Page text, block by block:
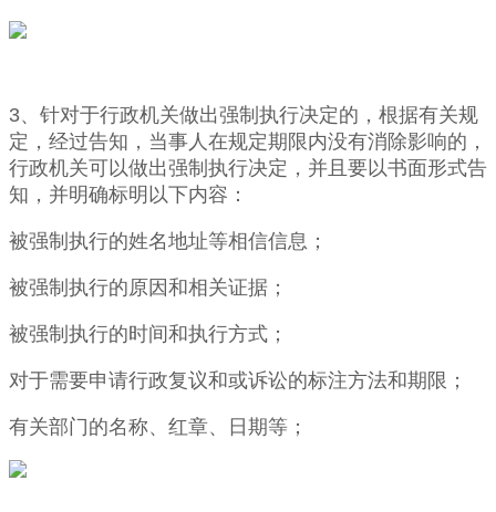
3、针对于行政机关做出强制执行决定的，根据有关规
定，经过告知，当事人在规定期限内没有消除影响的，
行政机关可以做出强制执行决定，并且要以书面形式告
知，并明确标明以下内容：
被强制执行的姓名地址等相信信息；
被强制执行的原因和相关证据；
被强制执行的时间和执行方式；
对于需要申请行政复议和或诉讼的标注方法和期限；
有关部门的名称、红章、日期等；